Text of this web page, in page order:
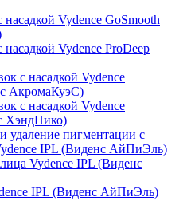
Vydence GoSmooth
Vydence ProDeep
с насадкой Vydence
АкромаКуэС)
с насадкой Vydence
ХэндПико)
удаление пигментации с
IPL (Виденс АйПиЭль)
Vydence IPL (Виденс
IPL (Виденс АйПиЭль)